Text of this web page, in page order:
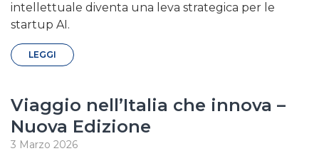
intellettuale diventa una leva strategica per le
startup AI.
LEGGI
Viaggio nell’Italia che innova –
Nuova Edizione
3 Marzo 2026